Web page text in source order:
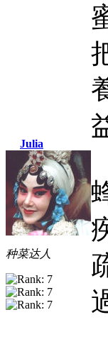
Julia
种菜达人